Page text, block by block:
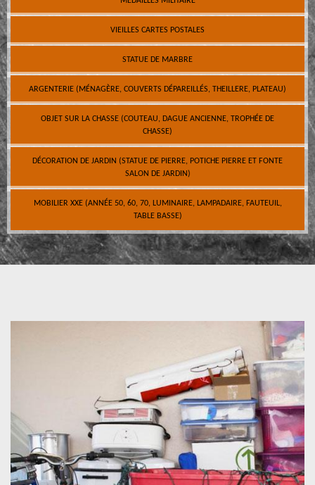
VIEILLES CARTES POSTALES
STATUE DE MARBRE
ARGENTERIE (MÉNAGÈRE, COUVERTS DÉPAREILLÉS, THEILLERE, PLATEAU)
OBJET SUR LA CHASSE (COUTEAU, DAGUE ANCIENNE, TROPHÉE DE
CHASSE)
DÉCORATION DE JARDIN (STATUE DE PIERRE, POTICHE PIERRE ET FONTE
SALON DE JARDIN)
MOBILIER XXE (ANNÉE 50, 60, 70, LUMINAIRE, LAMPADAIRE, FAUTEUIL,
TABLE BASSE)